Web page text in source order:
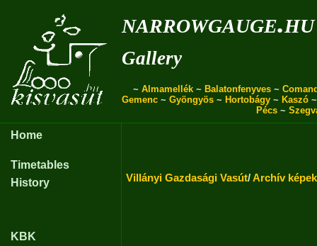
narrowgauge.hu
Gallery
~ Almamellék ~ Balatonfenyves ~
Gemenc ~ Gyöngyös ~ Hortobágy ~ Kaszó
Pécs ~
Home
Timetables
History
KBK
Villányi Gazdasági Vasút/Archív képek